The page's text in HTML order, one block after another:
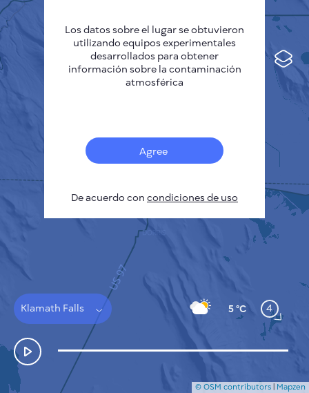
Sensores
Viento
Klamath Falls 5 °C 4
Deutsch
Español
Français
CÓMO FUNCIONA
POLÍTICA DE PRIVACIDAD
CONDICIONES GENERALES
GUÍA DE INSTALACIÓN
FAQ
CONTACTE CON NOSOTROS
© OSM contributors | Mapzen
Los datos sobre el lugar se obtuvieron
utilizando equipos experimentales
desarrollados para obtener
información sobre la contaminación
atmosférica
Agree
De acuerdo con condiciones de uso